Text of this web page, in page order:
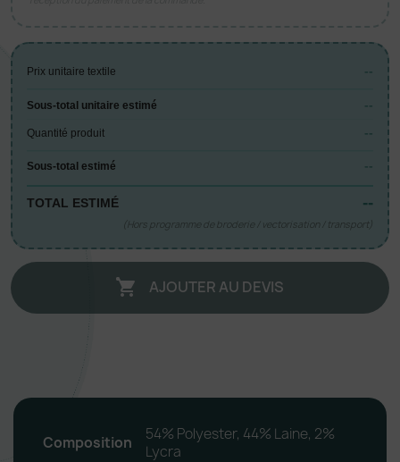
Prix unitaire textile --
Sous-total unitaire estimé --
Quantité produit --
Sous-total estimé --
TOTAL ESTIMÉ --
(Hors programme de broderie / vectorisation / transport)
 AJOUTER AU DEVIS
Composition
54% Polyester, 44% Laine, 2%
Lycra